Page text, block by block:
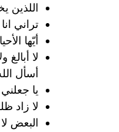
اللذين
تراني
أيّها
لا
أسأل
يا
لا زاد
البعض